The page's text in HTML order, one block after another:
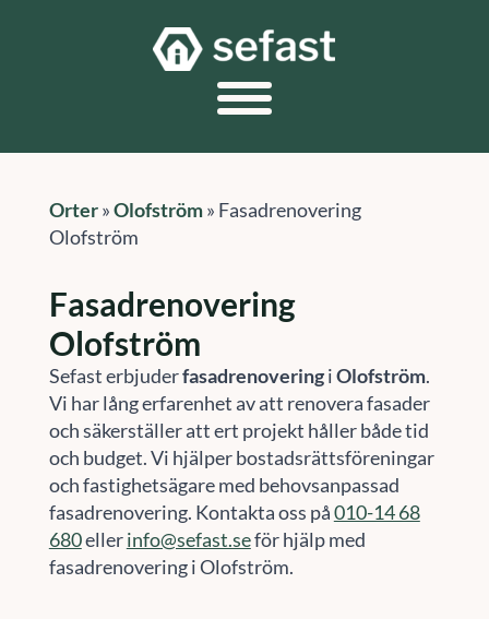
Orter»Olofström» Fasadrenovering
Olofström
Fasadrenovering
Olofström
Sefast erbjuderfasadrenoveringiOlofström.
Vi har lång erfarenhet av att renovera fasader
och säkerställer att ert projekt håller både tid
och budget. Vi hjälper bostadsrättsföreningar
och fastighetsägare med behovsanpassad
fasadrenovering. Kontakta oss på010-14 68
680ellerinfo@sefast.seför hjälp med
fasadrenovering i Olofström.